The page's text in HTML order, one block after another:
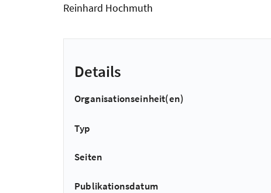
Reinhard Hochmuth
Details
Organisationseinheit(en)
Typ
Seiten
Publikationsdatum